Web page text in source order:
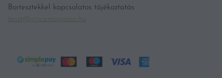
Bortesztekkel kapcsolatos tájékoztatás
teszt@vincemagazin.hu